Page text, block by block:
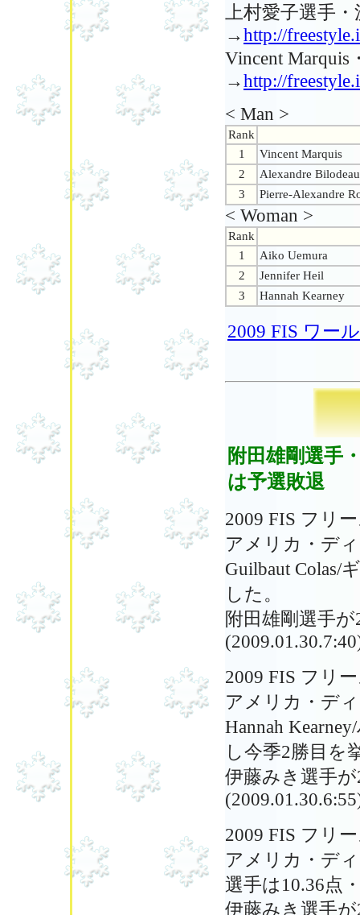
上村愛子選手
→http://
Vincent Marquis
→http://
< Man >
Rank
1
Vincent Marquis
2
Alexandre Bilodeau
3
Pierre-Alexandre
< Woman >
Rank
1
Aiko Uemura
2
Jennifer Heil
3
Hannah Kearney
2009 FIS ワー
附田雄剛選手
は予選敗退
2009 FIS フリ
アメリカ・デ
Guilbaut Colas/
した。
附田雄剛選手
2009 FIS フリ
アメリカ・デ
Hannah
し今季2勝目を
伊藤みき選手
2009 FIS フリ
アメリカ・デ
選手は10.36点
伊藤みき選手が